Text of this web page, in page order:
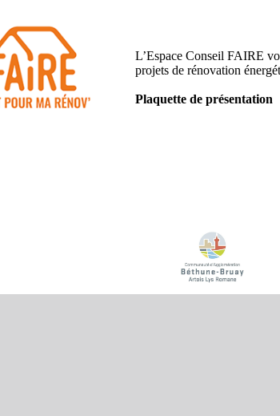
L’Espace Conseil FAIRE
projets de rénovation
Plaquette de présentation